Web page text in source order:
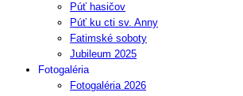
Púť hasičov
Púť ku cti sv. Anny
Fatimské soboty
Jubileum 2025
Fotogaléria
Fotogaléria 2026